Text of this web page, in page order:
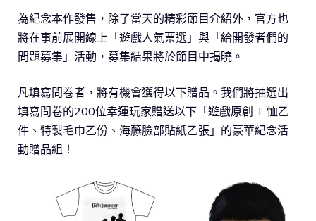
為紀念本作發售，除了當天的精彩節目介紹外，官方也
將在事前展開線上「遊戲人氣票選」與「給開發者們的
問題募集」活動，募集結果將於節目中揭曉。
凡填寫問卷者，將有機會獲得以下贈品。我們將抽選出
填寫問卷的200位幸運玩家贈送以下「遊戲原創 T 恤乙
件、特製毛巾乙份、海藤臉部貼紙乙張」的豪華紀念活
動贈品組！